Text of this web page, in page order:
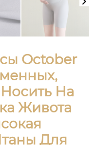
October
На
Живота
Для